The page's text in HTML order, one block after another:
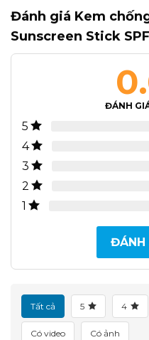
Đánh giá Kem
Sunscreen Stick
ĐÁNH
5
4
3
2
1
ĐÁNH
Tất cả 5 4
Có video Có ảnh